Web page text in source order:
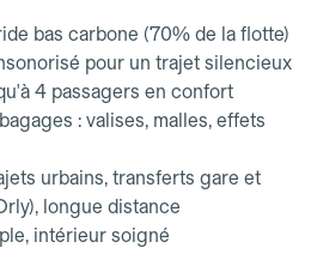
bas carbone (70% de la flotte)
pour un trajet silencieux
4 passagers en confort
: valises, malles, effets
urbains, transferts gare et
longue distance
intérieur soigné